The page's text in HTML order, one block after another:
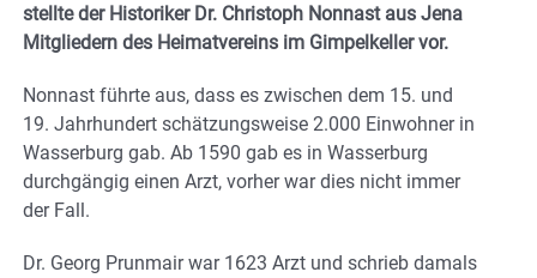
stellte der Historiker Dr. Christoph Nonnast aus Jena
Mitgliedern des Heimatvereins im Gimpelkeller vor.
Nonnast führte aus, dass es zwischen dem 15. und
19. Jahrhundert schätzungsweise 2.000 Einwohner in
Wasserburg gab. Ab 1590 gab es in Wasserburg
durchgängig einen Arzt, vorher war dies nicht immer
der Fall.
Dr. Georg Prunmair war 1623 Arzt und schrieb damals